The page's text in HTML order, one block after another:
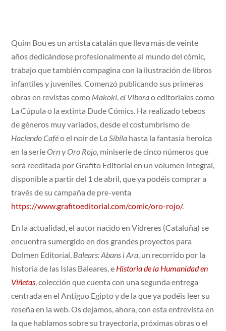
Quim Bou es un artista catalán que lleva más de veinte
años dedicándose profesionalmente al mundo del cómic,
trabajo que también compagina con la ilustración de libros
infantiles y juveniles. Comenzó publicando sus primeras
obras en revistas como Makoki,el Víborao editoriales como
La Cúpula o la extinta Dude Cómics. Ha realizado tebeos
de géneros muy variados, desde el costumbrismo de
Haciendo Caféo el noir de La Síbila hasta la fantasía heroica
en la serieOrnyOro Rojo, miniserie de cinco números que
será reeditada por Grafito Editorial en un volumen integral,
disponible a partir del 1 de abril, que ya podéis comprar a
través de su campaña de pre-venta
https://www.grafitoeditorial.com/comic/oro-rojo/.
En la actualidad, el autor nacido en Vidreres (Cataluña) se
encuentra sumergido en dos grandes proyectos para
Dolmen Editorial, Balears: Abans i Ara, un recorrido por la
historia de las Islas Baleares, e Historia de la Humanidad en
Viñetas, colección que cuenta con una segunda entrega
centrada en el Antiguo Egipto y de la que ya podéis leer su
reseña en la web. Os dejamos, ahora, con esta entrevista en
la que hablamos sobre su trayectoria, próximas obras o el